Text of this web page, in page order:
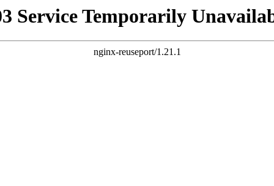
Service Temporarily
nginx-reuseport/1.21.1